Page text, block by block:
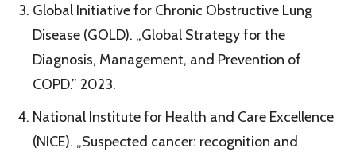
Global Initiative for Chronic Obstructive Lung
Disease (GOLD). „Global Strategy for the
Diagnosis, Management, and Prevention of
COPD.” 2023.
National Institute for Health and Care Excellence
(NICE). „Suspected cancer: recognition and